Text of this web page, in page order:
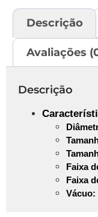
Descrição
Avaliações
Descrição
Faixa
Faixa
Vácuo: